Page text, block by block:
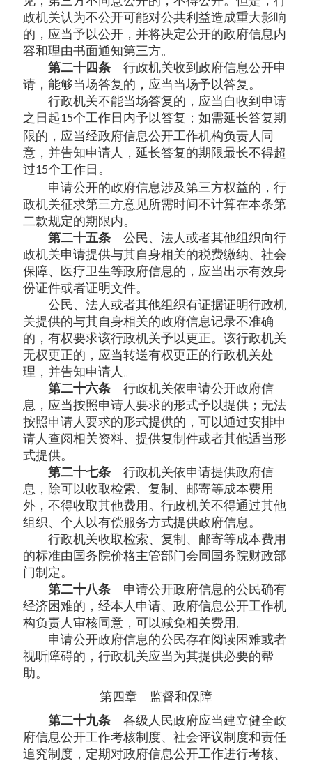
政机关认为不公开可能对公共利益造成重大影响
的，应当予以公开，并将决定公开的政府信息内
容和理由书面通知第三方。
第二十四条行政机关收到政府信息公开申
请，能够当场答复的，应当当场予以答复。
行政机关不能当场答复的，应当自收到申请
之日起15个工作日内予以答复；如需延长答复期
限的，应当经政府信息公开工作机构负责人同
意，并告知申请人，延长答复的期限最长不得超
过15个工作日。
申请公开的政府信息涉及第三方权益的，行
政机关征求第三方意见所需时间不计算在本条第
二款规定的期限内。
第二十五条公民、法人或者其他组织向行
政机关申请提供与其自身相关的税费缴纳、社会
保障、医疗卫生等政府信息的，应当出示有效身
份证件或者证明文件。
公民、法人或者其他组织有证据证明行政机
关提供的与其自身相关的政府信息记录不准确
的，有权要求该行政机关予以更正。该行政机关
无权更正的，应当转送有权更正的行政机关处
理，并告知申请人。
第二十六条行政机关依申请公开政府信
息，应当按照申请人要求的形式予以提供；无法
按照申请人要求的形式提供的，可以通过安排申
请人查阅相关资料、提供复制件或者其他适当形
式提供。
第二十七条行政机关依申请提供政府信
息，除可以收取检索、复制、邮寄等成本费用
外，不得收取其他费用。行政机关不得通过其他
组织、个人以有偿服务方式提供政府信息。
行政机关收取检索、复制、邮寄等成本费用
的标准由国务院价格主管部门会同国务院财政部
门制定。
第二十八条申请公开政府信息的公民确有
经济困难的，经本人申请、政府信息公开工作机
构负责人审核同意，可以减免相关费用。
申请公开政府信息的公民存在阅读困难或者
视听障碍的，行政机关应当为其提供必要的帮
助。
第四章 监督和保障
第二十九条各级人民政府应当建立健全政
府信息公开工作考核制度、社会评议制度和责任
追究制度，定期对政府信息公开工作进行考核、